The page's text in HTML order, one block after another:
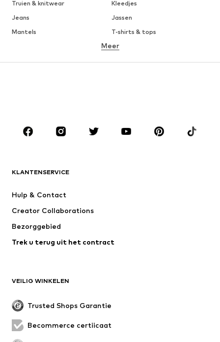
Truien & knitwear
Kleedjes
Jeans
Jassen
Mantels
T-shirts & tops
Ondergoed
Rokken
Blouses & tunieken
Accessoires
Premium
Nieuw
Ondergoed
Mantels
Rokken
Evenementen
SCHOENEN
Meer
KLANTENSERVICE
Hulp & Contact
Creator Collaborations
Bezorggebied
Trek u terug uit het contract
VEILIG WINKELEN
Trusted Shops Garantie
Becommerce certificaat